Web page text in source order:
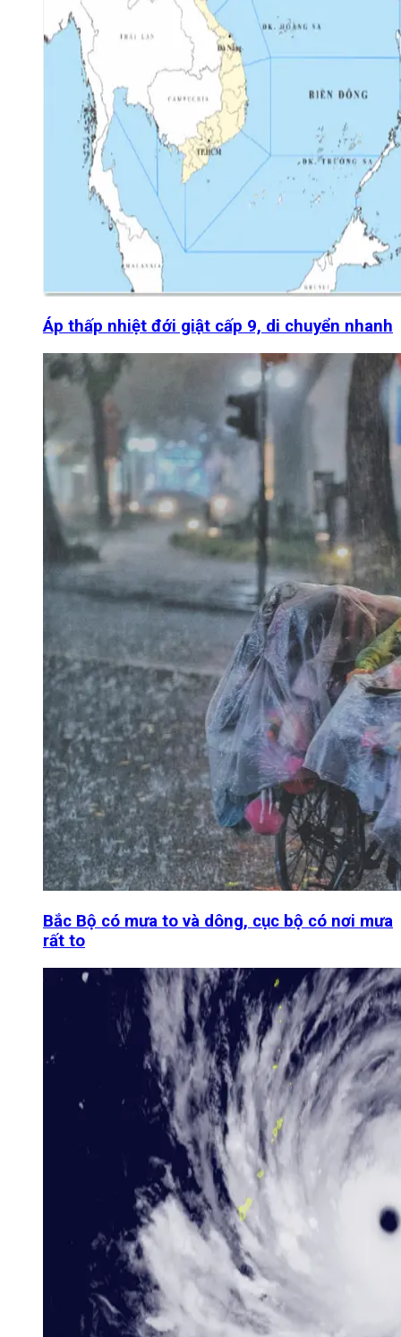
Áp thấp nhiệt đới giật cấp 9, di chuyển nhanh
Bắc Bộ có mưa to và dông, cục bộ có nơi mưa
rất to